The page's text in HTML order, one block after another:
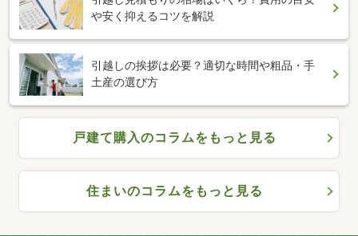
や安く抑えるコツを解説
引越しの挨拶は必要？適切な時間や粗品・手
土産の選び方
戸建て購入のコラムをもっと見る
住まいのコラムをもっと見る